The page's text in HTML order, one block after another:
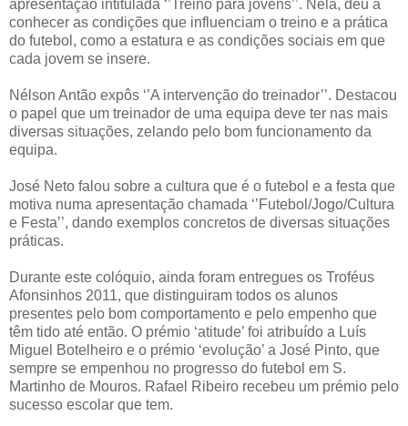
apresentação intitulada ‘’Treino para jovens’’. Nela, deu a
conhecer as condições que influenciam o treino e a prática
do futebol, como a estatura e as condições sociais em que
cada jovem se insere.
Nélson Antão expôs ‘’A intervenção do treinador’’. Destacou
o papel que um treinador de uma equipa deve ter nas mais
diversas situações, zelando pelo bom funcionamento da
equipa.
José Neto falou sobre a cultura que é o futebol e a festa que
motiva numa apresentação chamada ‘’Futebol/Jogo/Cultura
e Festa’’, dando exemplos concretos de diversas situações
práticas.
Durante este colóquio, ainda foram entregues os Troféus
Afonsinhos 2011, que distinguiram todos os alunos
presentes pelo bom comportamento e pelo empenho que
têm tido até então. O prémio ‘atitude’ foi atribuído a Luís
Miguel Botelheiro e o prémio ‘evolução’ a José Pinto, que
sempre se empenhou no progresso do futebol em S.
Martinho de Mouros. Rafael Ribeiro recebeu um prémio pelo
sucesso escolar que tem.